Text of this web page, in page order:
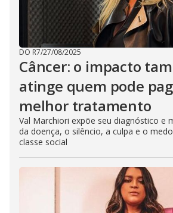
DO R7/27/08/2025
Câncer: o impacto
atinge quem pode
melhor tratamento
Val Marchiori expõe seu diagnóstico e
da doença, o silêncio, a culpa e o
classe social